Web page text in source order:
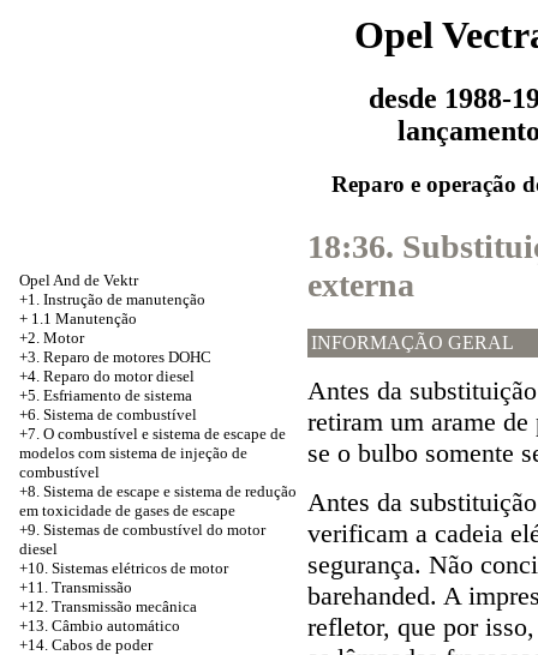
Opel
desde 1988-
Reparo e operação
Opel And de Vektr
+1. Instrução de manutenção
+ 1.1 Manutenção
+2. Motor
+3. Reparo de motores DOHC
+4. Reparo do motor diesel
+5. Esfriamento de sistema
+6. Sistema de combustível
+7. O combustível e sistema de escape de
modelos com sistema de injeção de
combustível
+8. Sistema de escape e sistema de redução
em toxicidade de gases de escape
+9. Sistemas de combustível do motor
diesel
+10. Sistemas elétricos de motor
+11. Transmissão
+12. Transmissão mecânica
+13. Câmbio automático
+14. Cabos de poder
18:36.
externa
INFORMAÇÃO GERAL
Antes da
retiram um arame de
se o bulbo somente
Antes da
verificam a cadeia
segurança. Não
barehanded. A
refletor, que por